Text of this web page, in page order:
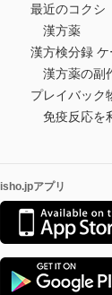
最近のコクシ
漢方薬
漢方検分録 ケ
漢方薬の副作
プレイバック
免疫反応を利
isho.jpアプリ